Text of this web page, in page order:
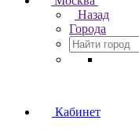
Назад
Города
Кабинет